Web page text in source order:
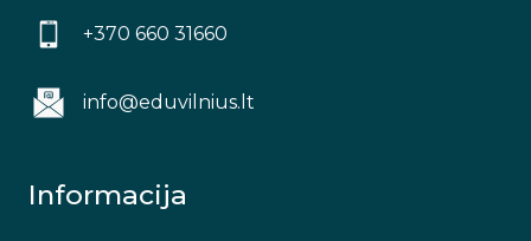
+370 660 31660
info@eduvilnius.lt
Informacija